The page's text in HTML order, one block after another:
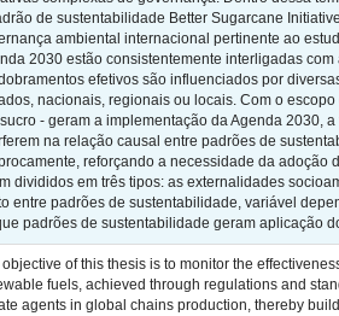
de sustentabilidade Better Sugarcane
ambiental internacional pertinente ao
2030 estão consistentemente interligadas
efetivos são influenciados por
nacionais, regionais ou locais. Com o
- geram a implementação da Agenda 2030,
na relação causal entre padrões de
reforçando a necessidade da adoção
divididos em três tipos: as externalidades
entre padrões de sustentabilidade, variável
padrões de sustentabilidade geram aplicação
of this thesis is to monitor the
fuels, achieved through regulations and
agents in global chains production, thereby